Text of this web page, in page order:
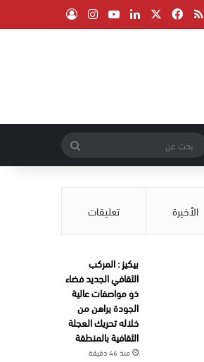
ملخص الموقع RSS
فيسبوك لينكدإن ‫YouTube
انستقرام
عن
الأخيرة تعليقات
بيكيز : المركب
الثقافي الجديد فضاء
ذو مواصفات عالية
الجودة يراهن من
خلاله تحريك العجلة
الثقافية بالمنطقة
منذ 46 دقيقة